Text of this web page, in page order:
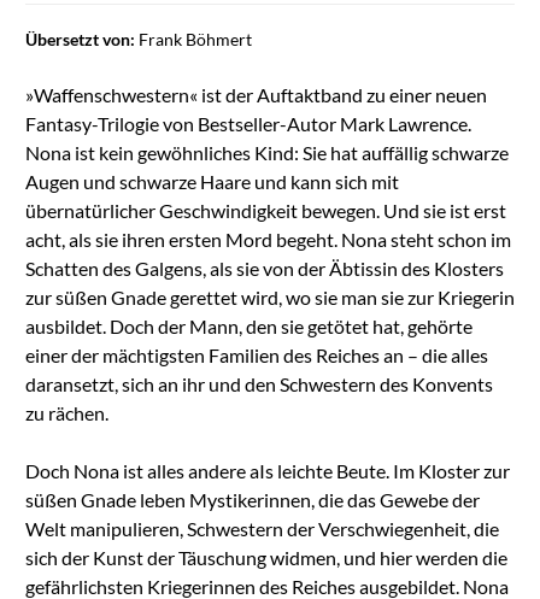
Übersetzt von: Frank Böhmert
»Waffenschwestern« ist der Auftaktband zu einer neuen
Fantasy-Trilogie von Bestseller-Autor Mark Lawrence.
Nona ist kein gewöhnliches Kind: Sie hat auffällig schwarze
Augen und schwarze Haare und kann sich mit
übernatürlicher Geschwindigkeit bewegen. Und sie ist erst
acht, als sie ihren ersten Mord begeht. Nona steht schon im
Schatten des Galgens, als sie von der Äbtissin des Klosters
zur süßen Gnade gerettet wird, wo sie man sie zur Kriegerin
ausbildet. Doch der Mann, den sie getötet hat, gehörte
einer der mächtigsten Familien des Reiches an – die alles
daransetzt, sich an ihr und den Schwestern des Konvents
zu rächen.
Doch Nona ist alles andere aIs leichte Beute. Im Kloster zur
süßen Gnade leben Mystikerinnen, die das Gewebe der
Welt manipulieren, Schwestern der Verschwiegenheit, die
sich der Kunst der Täuschung widmen, und hier werden die
gefährlichsten Kriegerinnen des Reiches ausgebildet. Nona